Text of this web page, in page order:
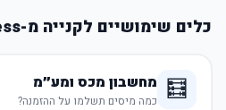
כלים שימושיים לקנייה מ-AliExpress
🧮 מחשבון מכס ומע״מ
כמה מיסים תשלמו על ההזמנה?